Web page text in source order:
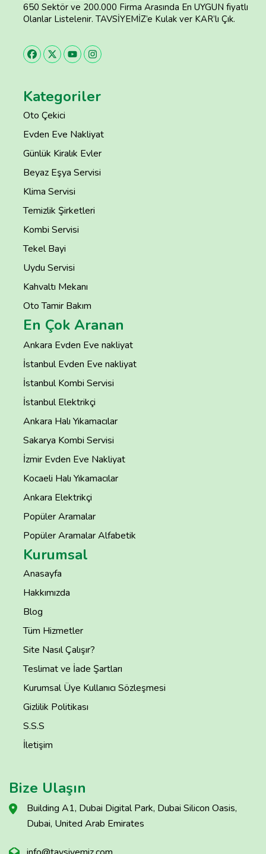
650 Sektör ve 200.000 Firma Arasında En UYGUN fiyatlı
Olanlar Listelenir. TAVSİYEMİZ’e Kulak ver KAR’lı Çık.
Kategoriler
Oto Çekici
Evden Eve Nakliyat
Günlük Kiralık Evler
Beyaz Eşya Servisi
Klima Servisi
Temizlik Şirketleri
Kombi Servisi
Tekel Bayi
Uydu Servisi
Kahvaltı Mekanı
Oto Tamir Bakım
En Çok Aranan
Ankara Evden Eve nakliyat
İstanbul Evden Eve nakliyat
İstanbul Kombi Servisi
İstanbul Elektrikçi
Ankara Halı Yıkamacılar
Sakarya Kombi Servisi
İzmir Evden Eve Nakliyat
Kocaeli Halı Yıkamacılar
Ankara Elektrikçi
Popüler Aramalar
Popüler Aramalar Alfabetik
Kurumsal
Anasayfa
Hakkımızda
Blog
Tüm Hizmetler
Site Nasıl Çalışır?
Teslimat ve İade Şartları
Kurumsal Üye Kullanıcı Sözleşmesi
Gizlilik Politikası
S.S.S
İletişim
Bize Ulaşın
Building A1, Dubai Digital Park, Dubai Silicon Oasis,
Dubai, United Arab Emirates